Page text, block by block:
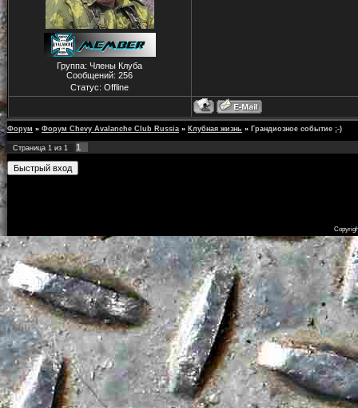
Группа: Члены Клуба
Сообщений:256
Статус:Offline
Форум » Форум Chevy Avalanche Club Russia » Клубная жизнь » Грандиозное событие ;-)
Страница 1 из 1 1